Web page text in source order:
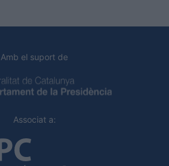
Amb el suport de
Associat a: